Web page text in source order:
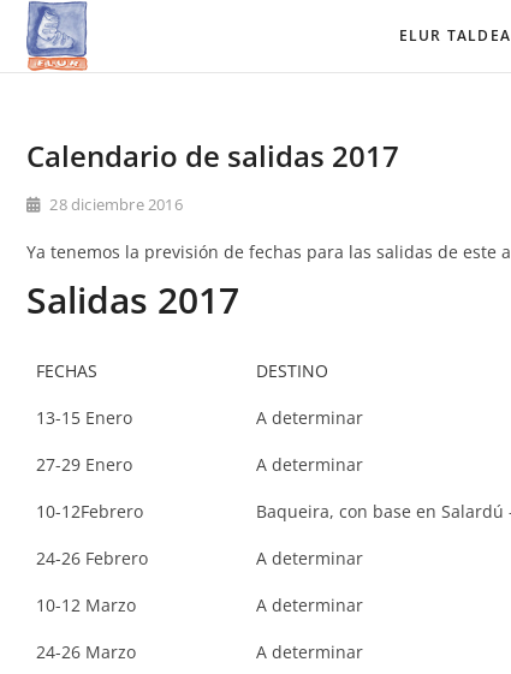
Saltar
contenido
ELUR TALDEA
Calendario de salidas 2017
28 diciembre 2016
Ya tenemos la previsión de fechas para las salidas de este
Salidas 2017
FECHAS DESTINO
13-15 Enero A determinar
27-29 Enero A determinar
10-12Febrero Baqueira, con base en
24-26 Febrero A determinar
10-12 Marzo A determinar
24-26 Marzo A determinar